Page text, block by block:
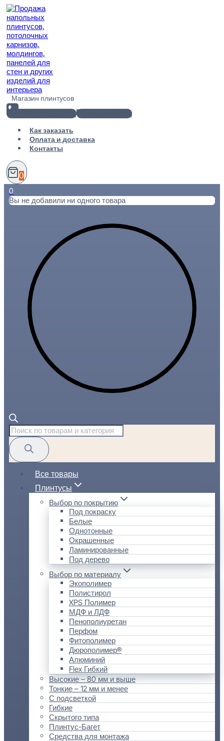
Перейти
содержимому
Магазин плинтусов
+7(812) 920-02-38
info@101metr.ru
Как заказать
Оплата и доставка
Контакты
0
0
Вы не добавили ни одного товара
Поиск
товаров
Все товары
Плинтусы
Выбор по покрытию
Под покраску
Белые
Однотонные
Окрашенные
Ламинированные
Под дерево
Выбор по материалу
Экополимер
Полистирол
XPS Полимер
МДФ и ЛДФ
Пенополиуретан
Перфом
Фитополимер
Дюрополимер®
Алюминий
Flex Гибкий
Высокие – 80 мм и выше
Тонкие – 12 мм и менее
С подсветкой
Гибкие
Скрытого типа
Плинтус-Багет
Средства для монтажа